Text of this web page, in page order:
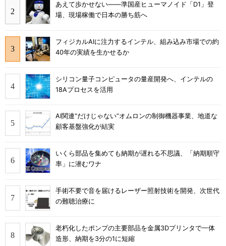
あえて歩かせない――準国産ヒューマノイド「D1」登
場、現場稼働で日本の勝ち筋へ
フィジカルAIに注力するインテル、組み込み市場での約
40年の実績を生かせるか
シリコン量子コンピュータの量産開発へ、インテルの
18Aプロセスを活用
AI関連“だけじゃない”オムロンの制御機器事業、地道な
顧客基盤強化が結実
いくら部品を集めても納期が遅れる不思議、「納期順守
率」に潜むワナ
手術不要で音を届けるレーザー照射技術を開発、次世代
の難聴治療に
老朽化したポンプの主要部品を金属3Dプリンタで一体
造形、納期を3分の1に短縮